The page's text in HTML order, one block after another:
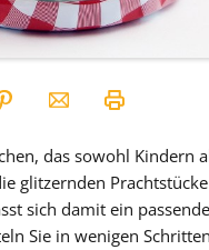
das sowohl Kindern
glitzernden
sich damit ein
Sie in wenigen